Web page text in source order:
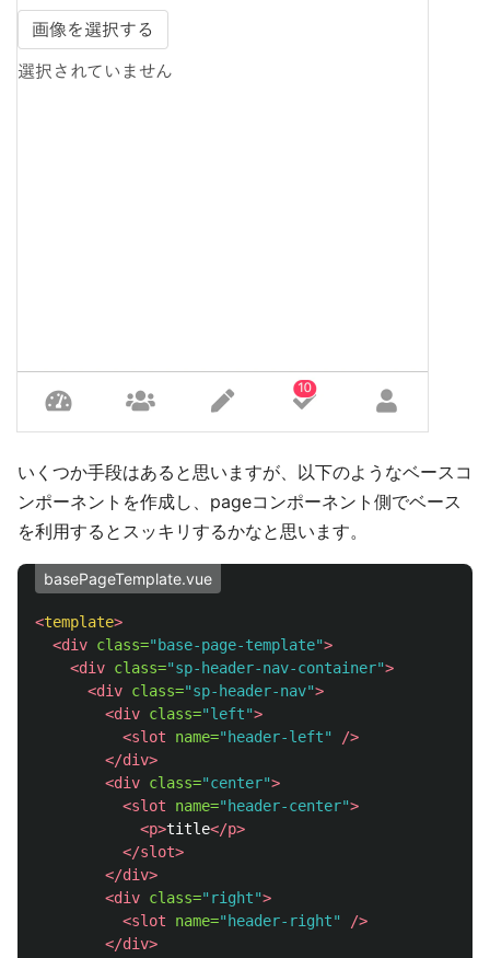
いくつか手段はあると思いますが、以下のようなベースコ
ンポーネントを作成し、pageコンポーネント側でベース
を利用するとスッキリするかなと思います。
basePageTemplate.vue
<template>
<div class="base-page-template">
<div class="sp-header-nav-container">
<div class="sp-header-nav">
<div class="left">
<slot
name="header-left"
/>
</div>
<div class="center">
<slot
name="header-center">
<p>title</p>
</slot>
</div>
<div class="right">
<slot
name="header-right"
/>
</div>